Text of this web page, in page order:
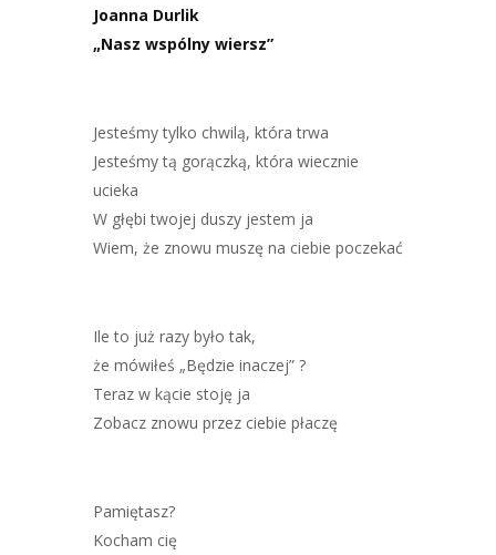
Joanna Durlik
„Nasz wspólny wiersz”
Jesteśmy tylko chwilą, która trwa
Jesteśmy tą gorączką, która wiecznie
ucieka
W głębi twojej duszy jestem ja
Wiem, że znowu muszę na ciebie poczekać
Ile to już razy było tak,
że mówiłeś „Będzie inaczej” ?
Teraz w kącie stoję ja
Zobacz znowu przez ciebie płaczę
Pamiętasz?
Kocham cię